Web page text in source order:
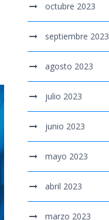
octubre 2023
septiembre 2023
agosto 2023
julio 2023
junio 2023
mayo 2023
abril 2023
marzo 2023